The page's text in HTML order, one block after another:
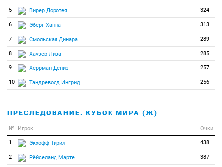
5 Вирер Доротея 324
6 Эберг Ханна 313
7 Смольская Динара 289
8 Хаузер Лиза 285
9 Херрман Дениз 257
10 Тандреволд Ингрид 256
ПРЕСЛЕДОВАНИЕ. КУБОК МИРА (Ж)
№ Игрок Очки
1 Экхофф Тирил 438
2 Рёйселанд Марте 387